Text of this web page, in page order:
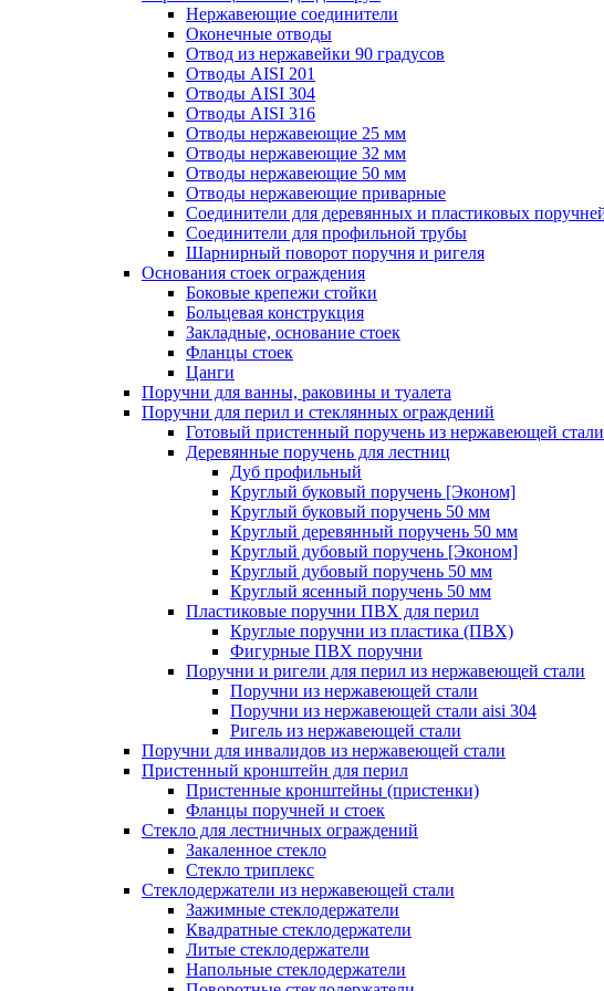
Нержавеющие соединители
Оконечные отводы
Отвод из нержавейки 90 градусов
Отводы AISI 201
Отводы AISI 304
Отводы AISI 316
Отводы нержавеющие 25 мм
Отводы нержавеющие 32 мм
Отводы нержавеющие 50 мм
Отводы нержавеющие приварные
Соединители для деревянных и пластиковых
Соединители для профильной трубы
Шарнирный поворот поручня и ригеля
Основания стоек ограждения
Боковые крепежи стойки
Больцевая конструкция
Закладные, основание стоек
Фланцы стоек
Цанги
Поручни для ванны, раковины и туалета
Поручни для перил и стеклянных ограждений
Готовый пристенный поручень из нержавеющей стали
Деревянные поручень для лестниц
Дуб профильный
Круглый буковый поручень [Эконом]
Круглый буковый поручень 50 мм
Круглый деревянный поручень 50 мм
Круглый дубовый поручень [Эконом]
Круглый дубовый поручень 50 мм
Круглый ясенный поручень 50 мм
Пластиковые поручни ПВХ для перил
Круглые поручни из пластика (ПВХ)
Фигурные ПВХ поручни
Поручни и ригели для перил из нержавеющей стали
Поручни из нержавеющей стали
Поручни из нержавеющей стали aisi 304
Ригель из нержавеющей стали
Поручни для инвалидов из нержавеющей стали
Пристенный кронштейн для перил
Пристенные кронштейны (пристенки)
Фланцы поручней и стоек
Стекло для лестничных ограждений
Закаленное стекло
Стекло триплекс
Стеклодержатели из нержавеющей стали
Зажимные стеклодержатели
Квадратные стеклодержатели
Литые стеклодержатели
Напольные стеклодержатели